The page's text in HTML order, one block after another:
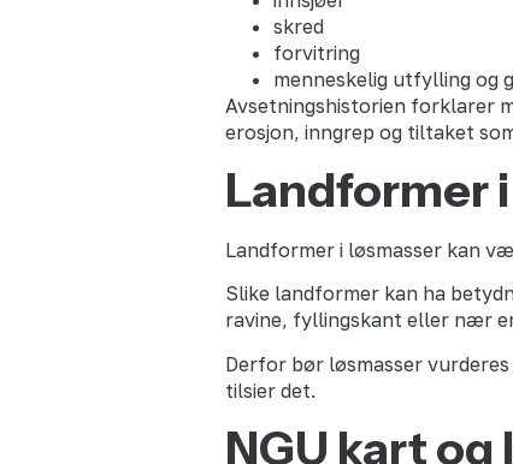
skred
forvitring
menneskelig utfylling og
Avsetningshistorien forklarer
erosjon, inngrep og tiltaket
Landformer
Landformer i løsmasser kan
Slike landformer kan ha
ravine, fyllingskant eller nær
Derfor bør løsmasser vurderes
tilsier det.
NGU kart